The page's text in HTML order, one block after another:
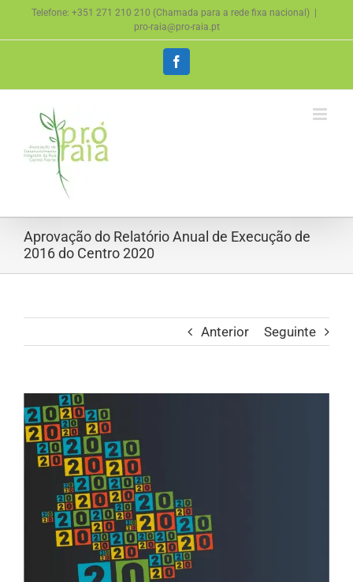
content
Telefone: +351 271 210 210 (Chamada para a rede fixa nacional)
pro-raia@pro-raia.pt
Facebook
Aprovação do Relatório Anual de Execução de
2016 do Centro 2020
Anterior Seguinte
View
Larger
Image